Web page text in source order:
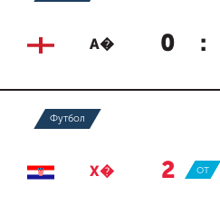
А� 0 :
Футбол
Х� 2 :
ОТ